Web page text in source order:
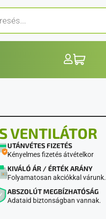
VENTILÁTOR
UTÁNVÉTES FIZETÉS
Kényelmes fizetés átvételkor
KIVÁLÓ ÁR / ÉRTÉK ARÁNY
Folyamatosan akciókkal várunk.
ABSZOLÚT MEGBÍZHATÓSÁG
Adataid biztonságban vannak.